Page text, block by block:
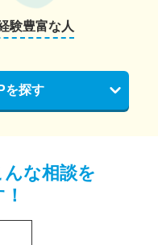
験豊富な人
を探す
な相談を